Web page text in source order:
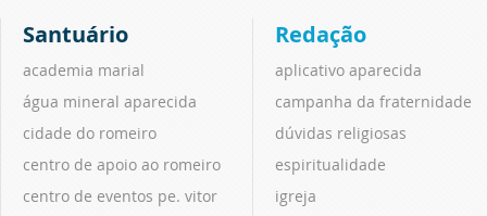
Santuário
academia marial
água mineral aparecida
cidade do romeiro
centro de apoio ao romeiro
centro de eventos pe. vitor
Redação
aplicativo aparecida
campanha da fraternidade
dúvidas religiosas
espiritualidade
igreja